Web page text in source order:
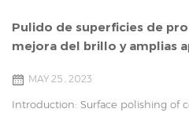
Pulido de superficies de
mejora del brillo y amplias
MAY 25 , 2023
Introduction: Surface polishing of